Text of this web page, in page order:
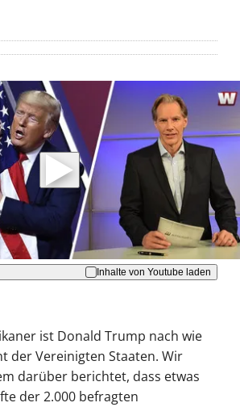
dieses Videos werden
an Youtube übertragen.
Sie in derDatenschutzerklärung
Akzeptieren
Inhalte von Youtube laden
ist Donald Trump nach wie
der Vereinigten Staaten. Wir
darüber berichtet, dass etwas
der 2.000 befragten